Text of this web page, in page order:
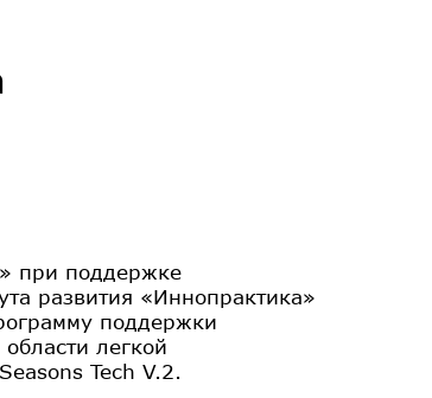
при поддержке
развития «Иннопрактика»
поддержки
легкой
Tech V.2.